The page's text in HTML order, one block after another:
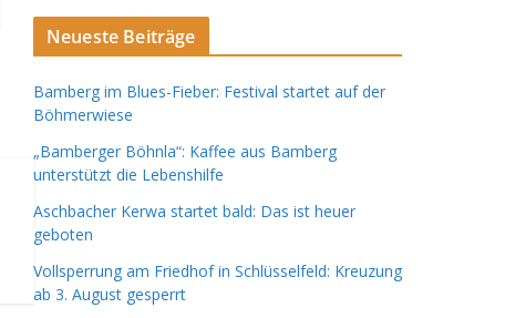
Neueste Beiträge
Bamberg im Blues-Fieber: Festival startet auf der
Böhmerwiese
„Bamberger Böhnla“: Kaffee aus Bamberg
unterstützt die Lebenshilfe
Aschbacher Kerwa startet bald: Das ist heuer
geboten
Vollsperrung am Friedhof in Schlüsselfeld: Kreuzung
ab 3. August gesperrt